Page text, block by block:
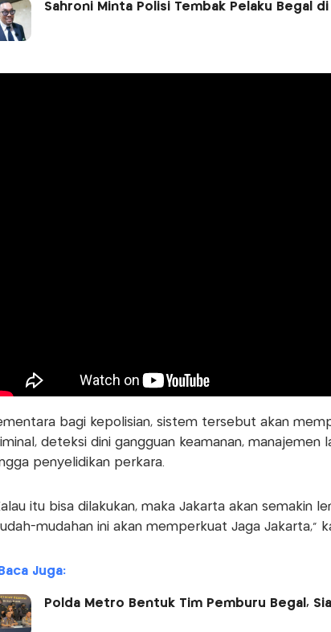
Sahroni Minta Polisi Tembak Pelaku Begal
bagi kepolisian, sistem tersebut akan
deteksi dini gangguan keamanan, manajemen
penyelidikan perkara.
itu bisa dilakukan, maka Jakarta akan semakin
mudahan ini akan memperkuat Jaga Jakarta,”
Baca Juga:
Polda Metro Bentuk Tim Pemburu Begal,